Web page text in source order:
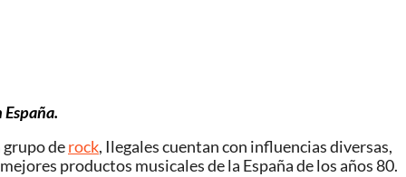
grupo derock, Ilegales cuentan con influencias diversas,
productos musicales de la España de los años 80.